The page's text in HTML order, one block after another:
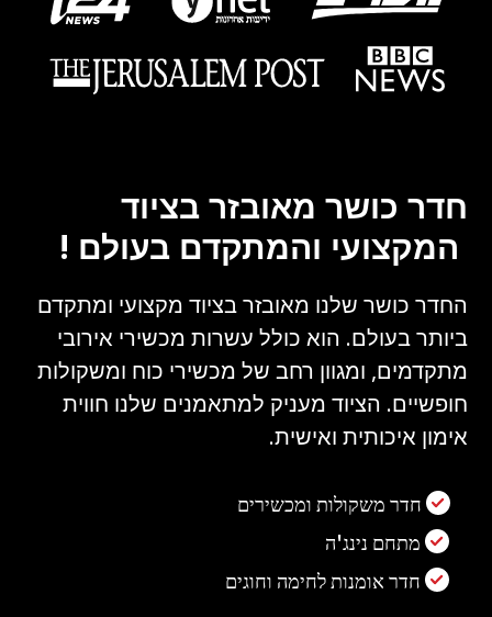
חדר כושר מאובזר בציוד
המקצועי והמתקדם בעולם !
החדר כושר שלנו מאובזר בציוד מקצועי ומתקדם
ביותר בעולם. הוא כולל עשרות מכשירי אירובי
מתקדמים, ומגוון רחב של מכשירי כוח ומשקולות
חופשיים. הציוד מעניק למתאמנים שלנו חווית
אימון איכותית ואישית.
חדר משקולות ומכשירים
מתחם נינג'ה
חדר אומנות לחימה וחוגים